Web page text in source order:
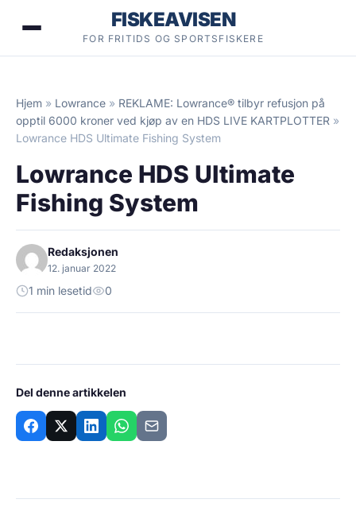
FISKEAVISEN
FOR FRITIDS OG SPORTSFISKERE
Hjem » Lowrance » REKLAME: Lowrance® tilbyr refusjon på
opptil 6000 kroner ved kjøp av en HDS LIVE KARTPLOTTER »
Lowrance HDS Ultimate Fishing System
Lowrance HDS Ultimate
Fishing System
Redaksjonen
12. januar 2022
1 min lesetid 0
Del denne artikkelen